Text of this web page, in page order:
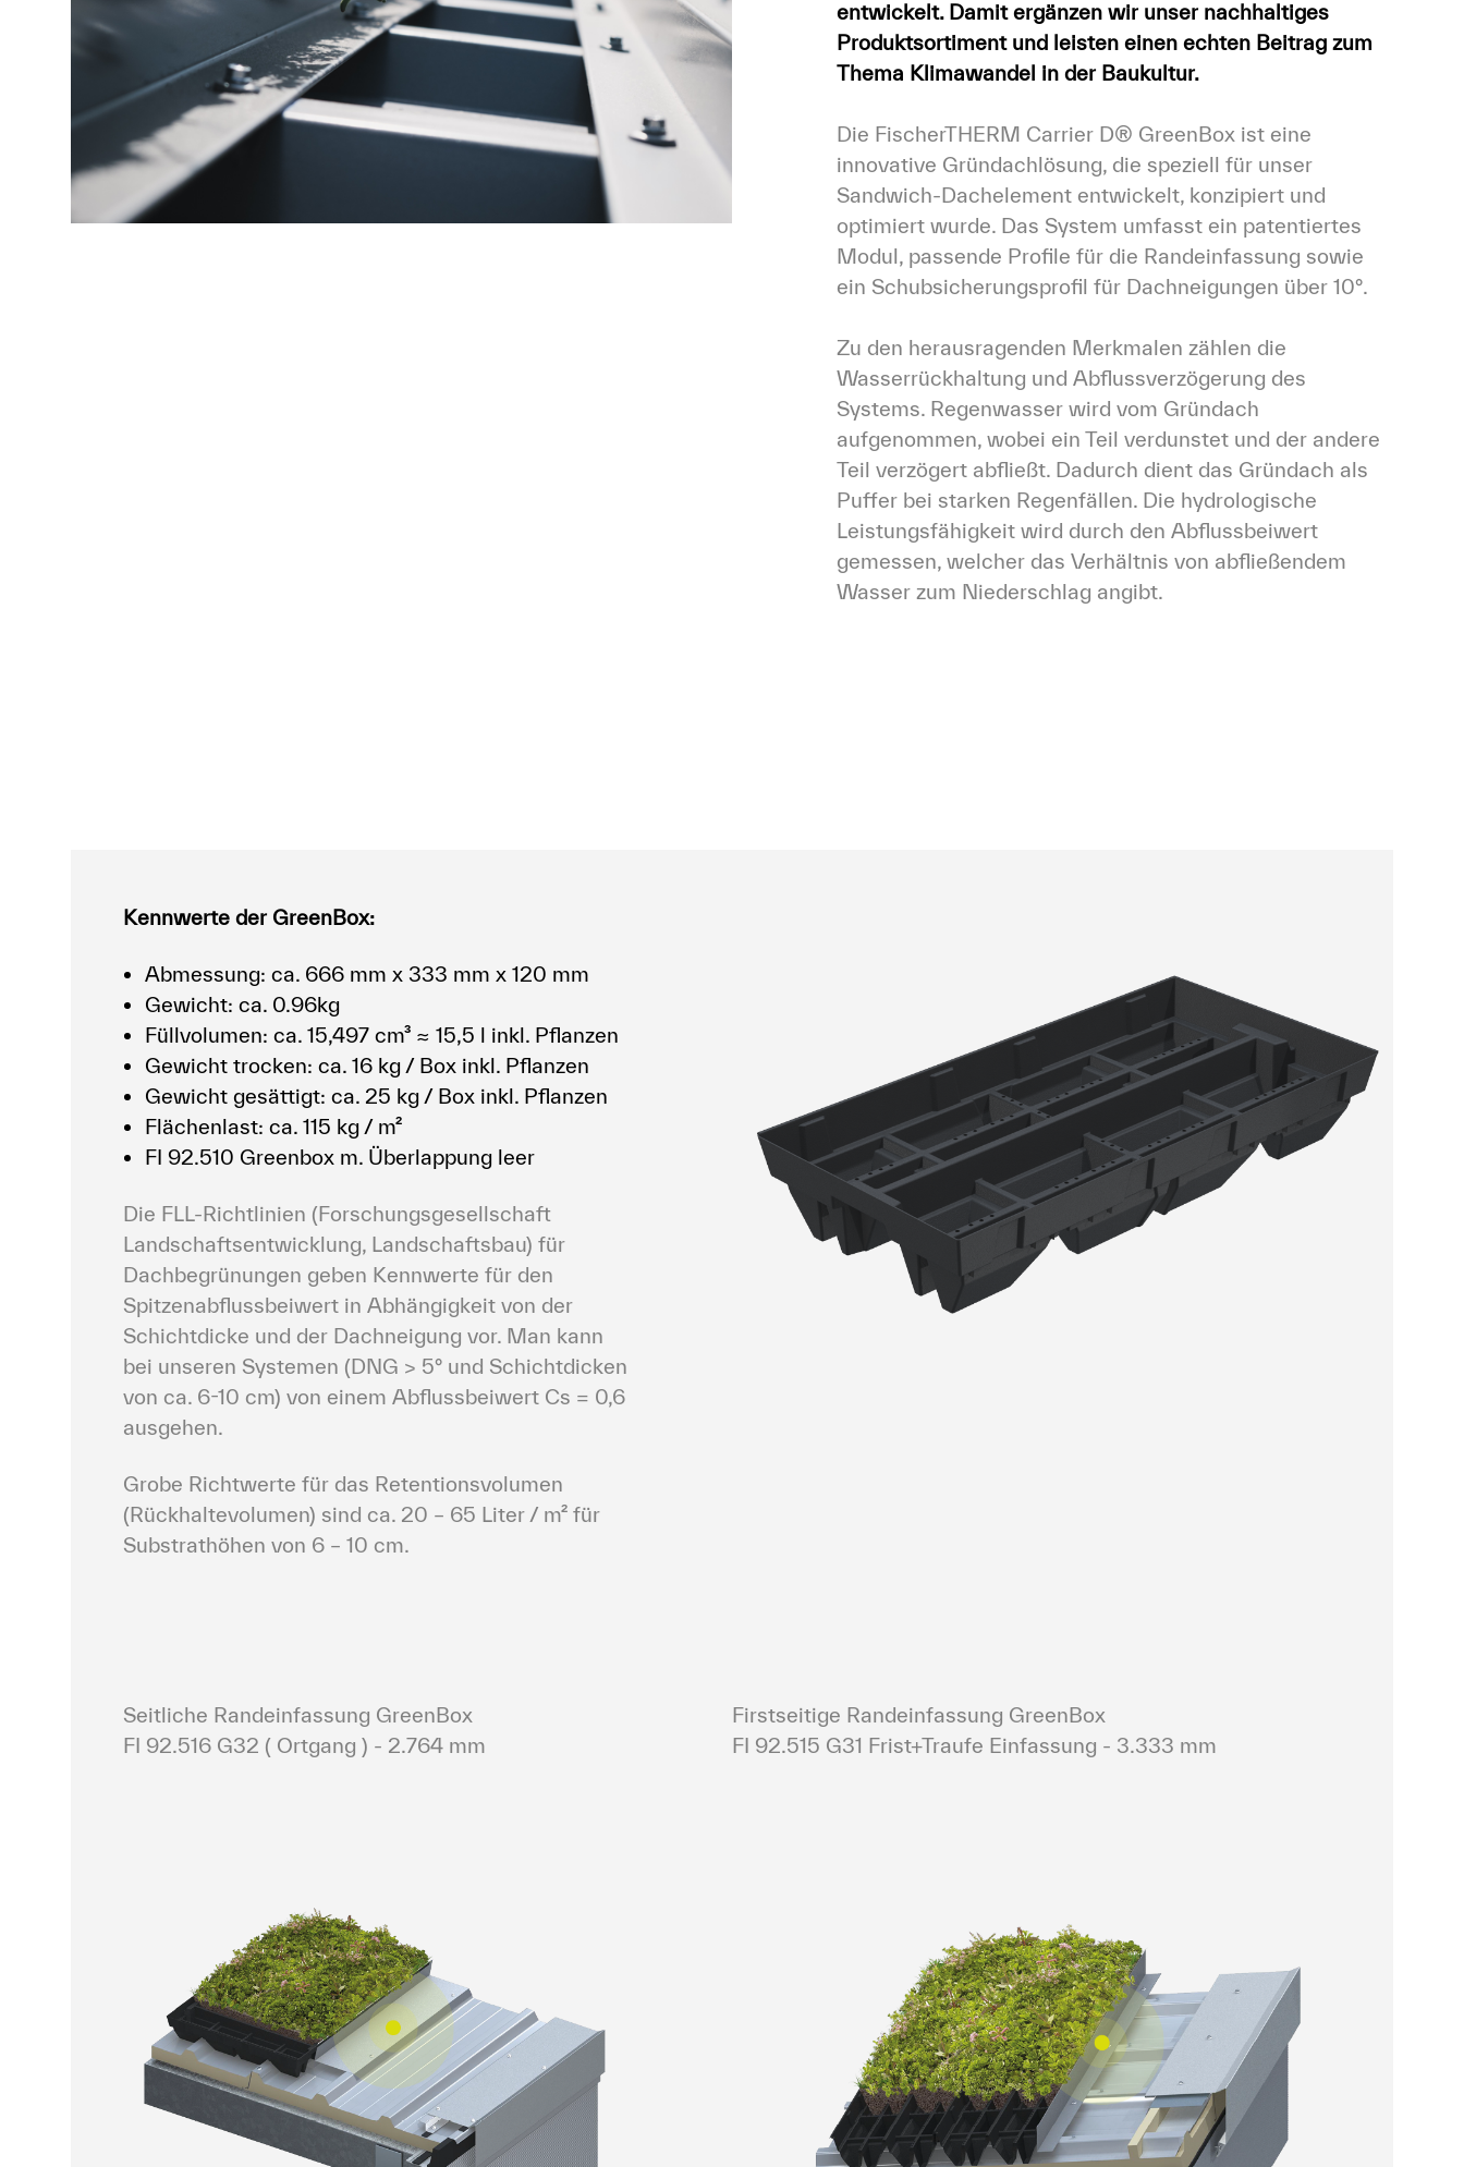
entwickelt. Damit ergänzen wir unser nachhaltiges
Produktsortiment und leisten einen echten Beitrag zum
Thema Klimawandel in der Baukultur.
Die FischerTHERM Carrier D® GreenBox ist eine
innovative Gründachlösung, die speziell für unser
Sandwich-Dachelement entwickelt, konzipiert und
optimiert wurde. Das System umfasst ein patentiertes
Modul, passende Profile für die Randeinfassung sowie
ein Schubsicherungsprofil für Dachneigungen über 10°.
Zu den herausragenden Merkmalen zählen die
Wasserrückhaltung und Abflussverzögerung des
Systems. Regenwasser wird vom Gründach
aufgenommen, wobei ein Teil verdunstet und der andere
Teil verzögert abfließt. Dadurch dient das Gründach als
Puffer bei starken Regenfällen. Die hydrologische
Leistungsfähigkeit wird durch den Abflussbeiwert
gemessen, welcher das Verhältnis von abfließendem
Wasser zum Niederschlag angibt.
Kennwerte der GreenBox:
Abmessung: ca. 666 mm x 333 mm x 120 mm
Gewicht: ca. 0.96kg
Füllvolumen: ca. 15,497 cm³ ≈ 15,5 l inkl. Pflanzen
Gewicht trocken: ca. 16 kg / Box inkl. Pflanzen
Gewicht gesättigt: ca. 25 kg / Box inkl. Pflanzen
Flächenlast: ca. 115 kg / m²
FI 92.510 Greenbox m. Überlappung leer
Die FLL-Richtlinien (Forschungsgesellschaft
Landschaftsentwicklung, Landschaftsbau) für
Dachbegrünungen geben Kennwerte für den
Spitzenabflussbeiwert in Abhängigkeit von der
Schichtdicke und der Dachneigung vor. Man kann
bei unseren Systemen (DNG > 5° und Schichtdicken
von ca. 6-10 cm) von einem Abflussbeiwert Cs = 0,6
ausgehen.
Grobe Richtwerte für das Retentionsvolumen
(Rückhaltevolumen) sind ca. 20 – 65 Liter / m² für
Substrathöhen von 6 – 10 cm.
Seitliche Randeinfassung GreenBox
FI 92.516 G32 ( Ortgang ) - 2.764 mm
Firstseitige Randeinfassung GreenBox
FI 92.515 G31 Frist+Traufe Einfassung - 3.333 mm